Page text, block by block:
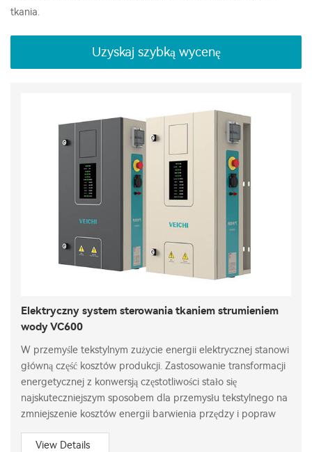
tkania.
Uzyskaj szybką wycenę
Elektryczny system sterowania tkaniem strumieniem
wody VC600
W przemyśle tekstylnym zużycie energii elektrycznej stanowi
główną część kosztów produkcji. Zastosowanie transformacji
energetycznej z konwersją częstotliwości stało się
najskuteczniejszym sposobem dla przemysłu tekstylnego na
zmniejszenie kosztów energii barwienia przędzy i popraw
View Details